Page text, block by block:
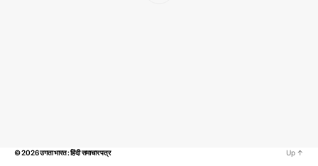
© 2026उगता भारत : हिंदी समाचार पत्र Up ↑